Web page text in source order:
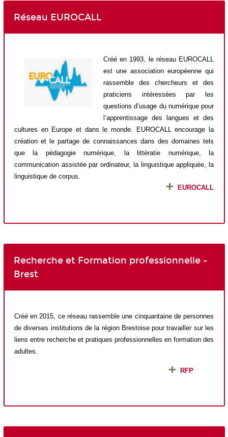
Réseau EUROCALL
Créé en 1993, le réseau EUROCALL
est une association européenne qui
rassemble des chercheurs et des
praticiens intéressées par les
questionsd’usage du numérique pour
l’apprentissage des langues et des
cultures en Europe et dans le monde.
EUROCALL encourage la
création et le partage de connaissances dans des domaines tels
que la pédagogie numérique, la littératie numérique, la
communication assistée par ordinateur, la linguistique appliquée, la
linguistique de corpus.
EUROCALL
Recherche et Formation professionnelle -
Brest
Créé en 2015, ce réseau rassemble une cinquantaine de personnes
de diverses institutions de la région Brestoise pour travailler sur les
liens entre recherche et pratiques professionnelles en formation des
adultes.
RFP